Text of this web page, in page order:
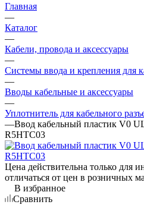
Главная
—
Каталог
—
Кабели, провода и аксессуары
—
Системы ввода и крепления для
—
Вводы кабельные и аксессуары
—
Уплотнитель для кабельного
—Ввод кабельный пластик V0
R5HTC03
Цена действительна только для
отличаться от цен в розничных
В избранное
Сравнить